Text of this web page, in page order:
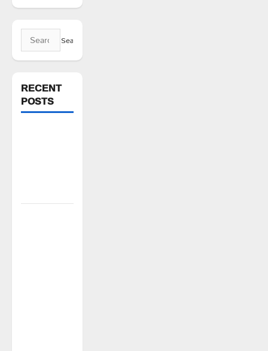
Search
for:
RECENT
POSTS